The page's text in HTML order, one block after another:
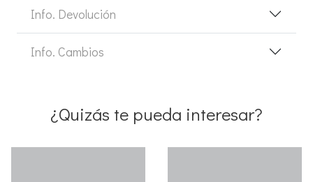
Info. Devolución
Info. Cambios
¿Quizás te pueda interesar?